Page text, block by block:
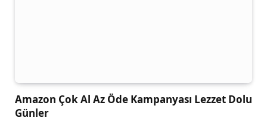
Amazon Çok Al Az Öde Kampanyası Lezzet Dolu
Günler